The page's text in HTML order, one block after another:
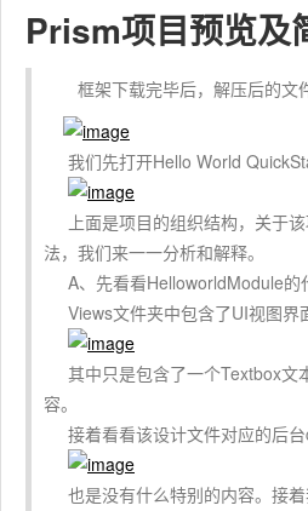
Prism项目预览及
框架下载完毕后，解压后的文件
我们先打开Hello World
上面是项目的组织结构，关于该
法，我们来一一分析和解释。
A、先看看HelloworldModule的
Views文件夹中包含了UI视图界
其中只是包含了一个Textbox文
容。
接着看看该设计文件对应的后台
也是没有什么特别的内容。接